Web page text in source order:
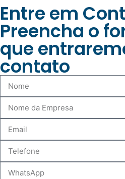
Entre em
Preencha o
que
contato